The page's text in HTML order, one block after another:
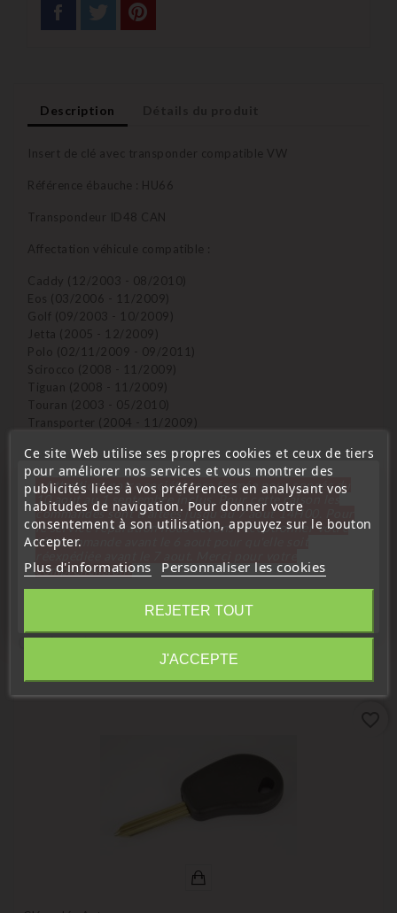
Description
Insert de clé avec transponder compatible VW
Référence ébauche : HU66
Transpondeur ID48 CAN
Affectation véhicule compatible :
Caddy (12/2003 - 08/2010)
Eos (03/2006 - 11/2009)
Golf (09/2003 - 10/2009)
Jetta (2005 - 12/2009)
Polo (02/11/2009 - 09/2011)
Scirocco (2008 - 11/2009)
Tiguan (2008 - 11/2009)
Touran (2003 - 05/2010)
Transporter (2004 - 11/2009)
Qui peux programmer cette clé ?
Garage VW – Non
Garage indépendant – Oui
électromécanicien – Oui
Serrurier Auto – Oui
16 D'autres Produits De La Même
Catégorie :
Ce site Web utilise ses propres cookies et ceux de tiers
pour améliorer nos services et vous montrer des
publicités liées à vos préférences en analysant vos
habitudes de navigation. Pour donner votre
consentement à son utilisation, appuyez sur le bouton
Accepter.
Plus d'informations Personnaliser les cookies
REJETER TOUT
J'ACCEPTE
« Attention, notre société sera fermée pour congés du
10 aout au 1 septembre inclus. Pour cette raison les
commandes sont traitées jusqu'au 7 aout 14H00. Pour
le service réparation nous devons réceptionner votre
télécommande avant le 6 aout pour qu'elle soit
compréhension»
Fermer
Information